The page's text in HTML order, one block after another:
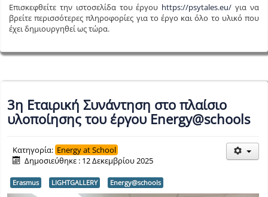
Επισκεφθείτε την ιστοσελίδα του έργου https://psytales.eu/ για να
βρείτε περισσότερες πληροφορίες για το έργο και όλο το υλικό που
έχει δημιουργηθεί ως τώρα.
3η Εταιρική Συνάντηση στο πλαίσιο
υλοποίησης του έργου Energy@schools
Κατηγορία: Energy at School
Δημοσιεύθηκε : 12 Δεκεμβρίου 2025
Erasmus LIGHTGALLERY Energy@schools